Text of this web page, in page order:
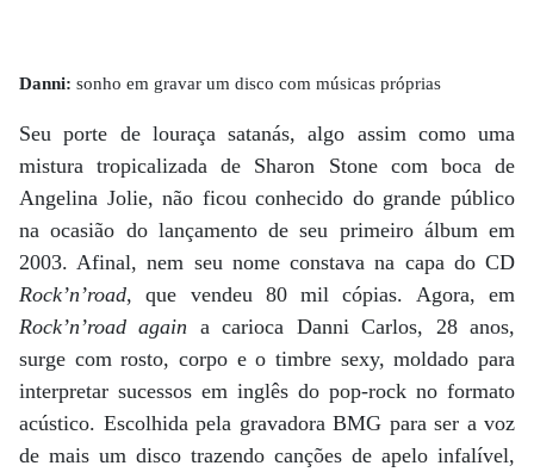
Danni: sonho em gravar um disco com músicas próprias
Seu porte de louraça satanás, algo assim como uma
mistura tropicalizada de Sharon Stone com boca de
Angelina Jolie, não ficou conhecido do grande público
na ocasião do lançamento de seu primeiro álbum em
2003. Afinal, nem seu nome constava na capa do CD
Rock’n’road, que vendeu 80 mil cópias. Agora, em
Rock’n’road again a carioca Danni Carlos, 28 anos,
surge com rosto, corpo e o timbre sexy, moldado para
interpretar sucessos em inglês do pop-rock no formato
acústico. Escolhida pela gravadora BMG para ser a voz
de mais um disco trazendo canções de apelo infalível,